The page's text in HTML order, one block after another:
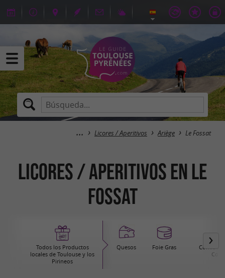
Licores / Aperitivos Ariège Le Fossat
Licores / Aperitivos en Le
Fossat
Todos los Productos
locales de Toulouse y los
Pirineos
Quesos Foie Gras
Comida